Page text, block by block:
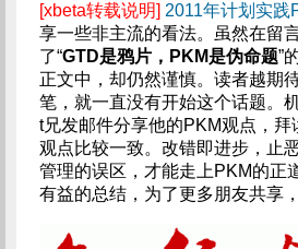
[xbeta转载说明] 2011年计划实践
享一些非主流的看法。虽然在留
了“GTD是鸦片，PKM是伪命题”
正文中，却仍然谨慎。读者越期
笔，就一直没有开始这个话题。
t兄发邮件分享他的PKM观点，拜
观点比较一致。改错即进步，止
管理的误区，才能走上PKM的正
有益的总结，为了更多朋友共享